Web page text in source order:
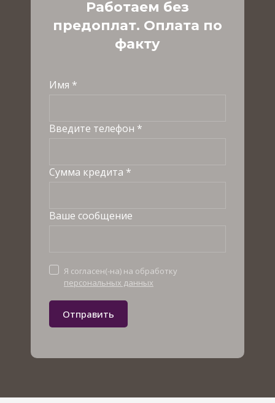
Работаем без
предоплат. Оплата по
факту
Имя *
Введите телефон *
Сумма кредита *
Ваше сообщение
Отправить
Я согласен(-на) на обработку
персональных данных